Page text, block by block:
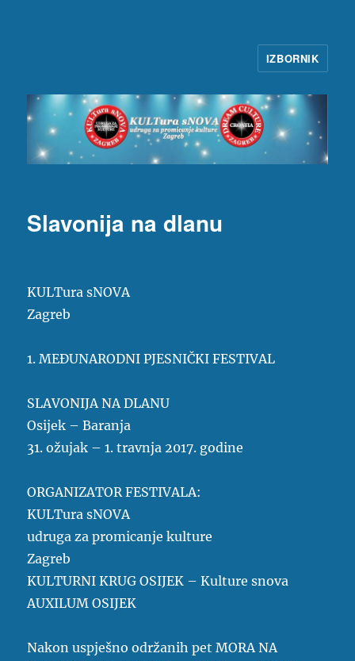
IZBORNIK
Slavonija na dlanu
KULTura sNOVA
Zagreb
1. MEĐUNARODNI PJESNIČKI FESTIVAL
SLAVONIJA NA DLANU
Osijek – Baranja
31. ožujak – 1. travnja 2017. godine
ORGANIZATOR FESTIVALA:
KULTura sNOVA
udruga za promicanje kulture
Zagreb
KULTURNI KRUG OSIJEK – Kulture snova
AUXILUM OSIJEK
Nakon uspješno održanih pet MORA NA